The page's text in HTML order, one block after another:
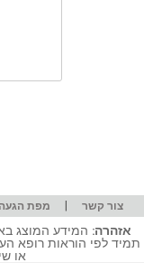
צור קשר | מפת הגעה
אזהרה: המידע המוצג
תמיד לפי הוראות רופא
או